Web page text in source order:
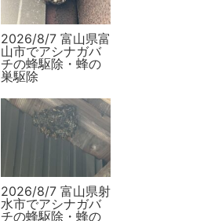
2026/8/7 富山県富
山市でアシナガバ
チの蜂駆除・蜂の
巣駆除
2026/8/7 富山県射
水市でアシナガバ
チの蜂駆除・蜂の